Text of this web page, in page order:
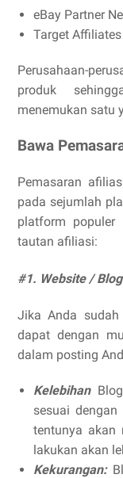
eBay Partner
Target Affiliates
Perusahaan-
produk
menemukan satu
Bawa
Pemasaran
pada sejumlah
platform populer
tautan afiliasi:
#1. Website /
Jika Anda
dapat dengan
dalam posting
Kelebihan
sesuai
tentunya akan
lakukan akan
Kekurangan: